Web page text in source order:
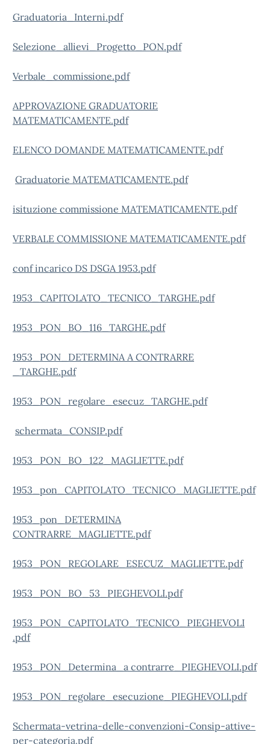
Graduatoria_Interni.pdf
Selezione_allievi_Progetto_PON.pdf
Verbale_commissione.pdf
APPROVAZIONE GRADUATORIE
MATEMATICAMENTE.pdf
ELENCO DOMANDE MATEMATICAMENTE.pdf
Graduatorie MATEMATICAMENTE.pdf
isituzione commissione MATEMATICAMENTE.pdf
VERBALE COMMISSIONE MATEMATICAMENTE.pdf
conf incarico DS DSGA 1953.pdf
1953_CAPITOLATO_TECNICO_TARGHE.pdf
1953_PON_BO_116_TARGHE.pdf
1953_PON_DETERMINA A CONTRARRE
_TARGHE.pdf
1953_PON_regolare_esecuz_TARGHE.pdf
schermata_CONSIP.pdf
1953_PON_BO_122_MAGLIETTE.pdf
1953_pon_CAPITOLATO_TECNICO_MAGLIETTE.pdf
1953_pon_DETERMINA
CONTRARRE_MAGLIETTE.pdf
1953_PON_REGOLARE_ESECUZ_MAGLIETTE.pdf
1953_PON_BO_53_PIEGHEVOLI.pdf
1953_PON_CAPITOLATO_TECNICO_PIEGHEVOLI
.pdf
1953_PON_Determina_a contrarre_PIEGHEVOLI.pdf
1953_PON_regolare_esecuzione_PIEGHEVOLI.pdf
Schermata-vetrina-delle-convenzioni-Consip-attive-
per-categoria.pdf